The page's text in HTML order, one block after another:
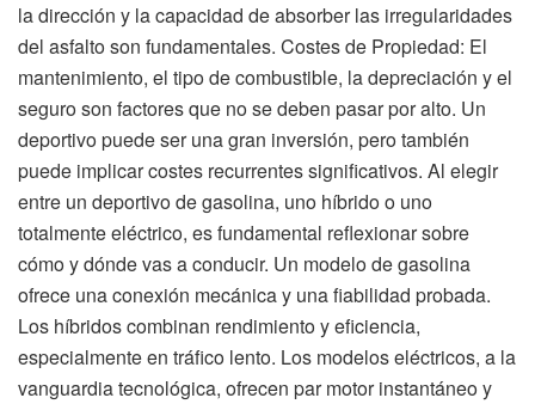
la dirección y la capacidad de absorber las irregularidades
del asfalto son fundamentales. Costes de Propiedad: El
mantenimiento, el tipo de combustible, la depreciación y el
seguro son factores que no se deben pasar por alto. Un
deportivo puede ser una gran inversión, pero también
puede implicar costes recurrentes significativos. Al elegir
entre un deportivo de gasolina, uno híbrido o uno
totalmente eléctrico, es fundamental reflexionar sobre
cómo y dónde vas a conducir. Un modelo de gasolina
ofrece una conexión mecánica y una fiabilidad probada.
Los híbridos combinan rendimiento y eficiencia,
especialmente en tráfico lento. Los modelos eléctricos, a la
vanguardia tecnológica, ofrecen par motor instantáneo y